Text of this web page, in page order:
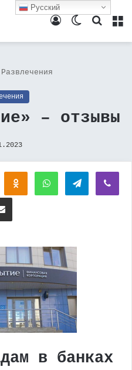
Поиск
Switch
Войти
Развлечения
– отзывы
Одноклассники
WhatsAppTelegram
Поделиться через электронную почту
в банках
Русский